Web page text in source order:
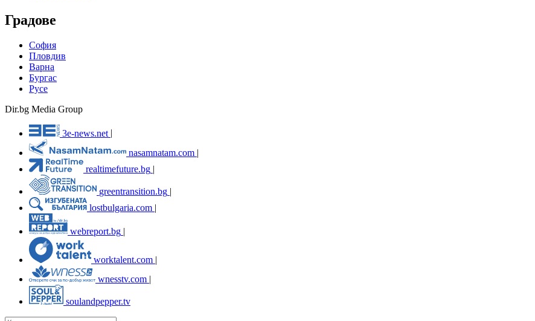
Градове
София
Пловдив
Варна
Бургас
Русе
Dir.bg Media Group
3e-news.net
nasamnatam.com |
realtimefuture.bg |
greentransition.bg |
lostbulgaria.com |
webreport.bg
worktalent.com |
wnesstv.com |
soulandpepper.tv